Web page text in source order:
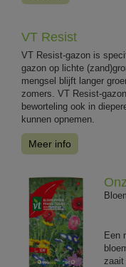
VT Resist
VT Resist-gazon is
gazon op lichte
mengsel blijft langer
zomers. VT Resist-
beworteling ook in
kunnen opnemen.
Meer info
Een